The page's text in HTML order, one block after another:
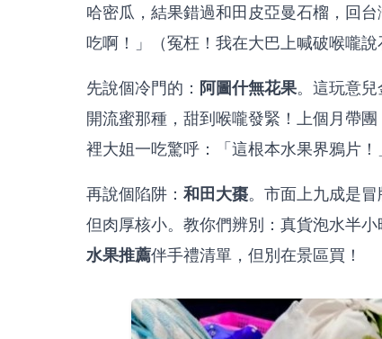
哈密瓜，結果錯過和田皮亞曼石榴，回
吃啊！」（冤枉！我在大巴上喊破喉嚨
先說個冷門的： 阿圖什無花果。這玩意
開流蜜那種，甜到喉嚨發緊！上個月帶
裡大姐一吃驚呼：「這根本水果界鴉片！
再說個陷阱： 和田大棗。市面上九成是
但肉厚核小。教你們辨別：真貨泡水半
水果推薦伴手禮清單，但別在景區買！